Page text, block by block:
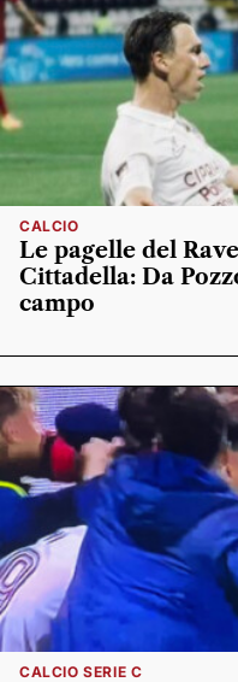
CALCIO
Le pagelle del
Cittadella: Da
campo
CALCIO SERIE C